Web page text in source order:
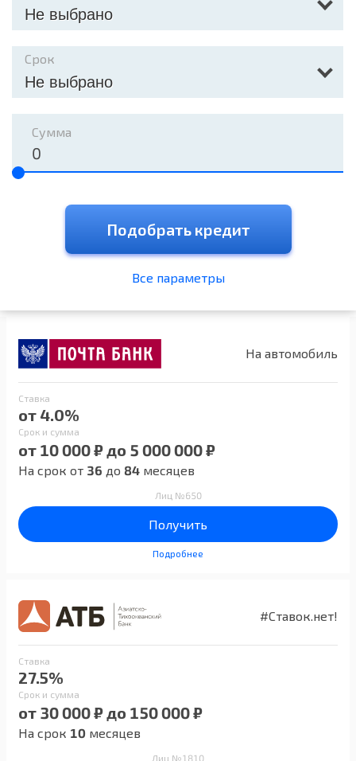
Не выбрано
Срок
Не выбрано
Сумма
Подобрать кредит
Все параметры
На автомобиль
Ставка
от 4.0%
Срок и сумма
от 10 000 ₽ до 5 000 000 ₽
На срок от 36 до 84 месяцев
Лиц №650
Получить
Подробнее
#Ставок.нет!
Ставка
27.5%
Срок и сумма
от 30 000 ₽ до 150 000 ₽
На срок 10 месяцев
Лиц №1810